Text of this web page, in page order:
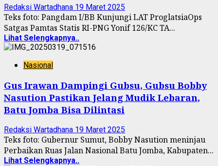
Redaksi Wartadhana 19 Maret 2025
Teks foto: Pangdam I/BB Kunjungi LAT ProglatsiaOps
Satgas Pamtas Statis RI-PNG Yonif 126/KC TA...
Lihat Selengkapnya..
Nasional
Gus Irawan Dampingi Gubsu, Gubsu Bobby
Nasution Pastikan Jelang Mudik Lebaran,
Batu Jomba Bisa Dilintasi
Redaksi Wartadhana 19 Maret 2025
Teks foto: Gubernur Sumut, Bobby Nasution meninjau
Perbaikan Ruas Jalan Nasional Batu Jomba, Kabupaten...
Lihat Selengkapnya..